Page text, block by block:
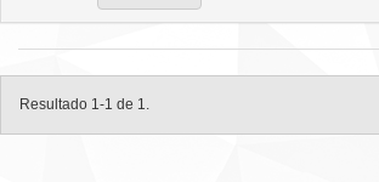
Resultado 1-1 de 1.